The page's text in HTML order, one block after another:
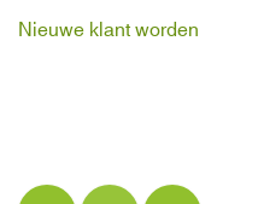
Nieuwe klant worden